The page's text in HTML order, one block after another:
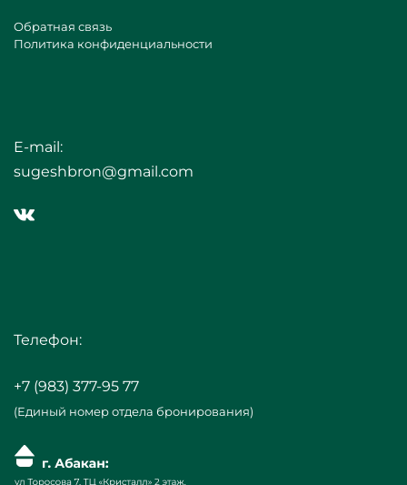
Обратная связь
Политика конфиденциальности
E-mail:
sugeshbron@gmail.com
Телефон:
+7 (983) 377-95 77
(Единый номер отдела бронирования)